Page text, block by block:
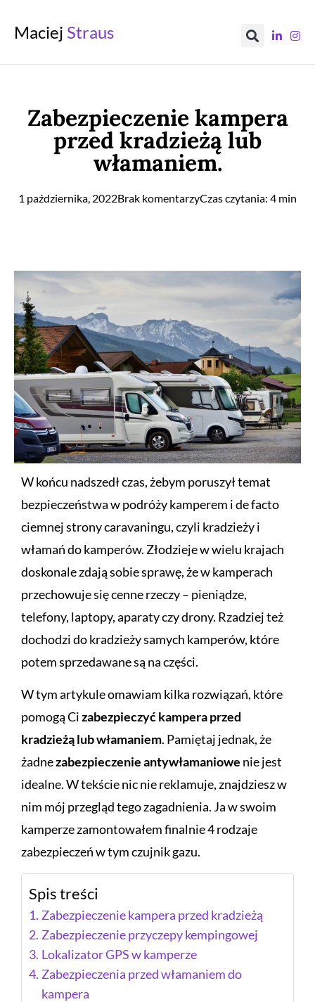
Maciej Straus
Zabezpieczenie kampera
przed kradzieżą lub
włamaniem.
1 października, 2022Brak komentarzyCzas czytania: 4 min
W końcu nadszedł czas, żebym poruszył temat
bezpieczeństwa w podróży kamperem i de facto
ciemnej strony caravaningu, czyli kradzieży i
włamań do kamperów. Złodzieje w wielu krajach
doskonale zdają sobie sprawę, że w kamperach
przechowuje się cenne rzeczy – pieniądze,
telefony, laptopy, aparaty czy drony. Rzadziej też
dochodzi do kradzieży samych kamperów, które
potem sprzedawane są na części.
W tym artykule omawiam kilka rozwiązań, które
pomogą Cizabezpieczyć kampera przed
kradzieżą lub włamaniem. Pamiętaj jednak, że
żadnezabezpieczenie antywłamaniowe nie jest
idealne. W tekście nic nie reklamuje, znajdziesz w
nim mój przegląd tego zagadnienia. Ja w swoim
kamperze zamontowałem finalnie 4 rodzaje
zabezpieczeń w tym czujnik gazu.
Spis treści
Zabezpieczenie kampera przed kradzieżą
Zabezpieczenie przyczepy kempingowej
Lokalizator GPS w kamperze
Zabezpieczenia przed włamaniem do
kampera